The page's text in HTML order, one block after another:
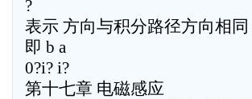
?
表示 方向与积分路径方向相同
即 b a
0?i? i?
第十七章 电磁感应